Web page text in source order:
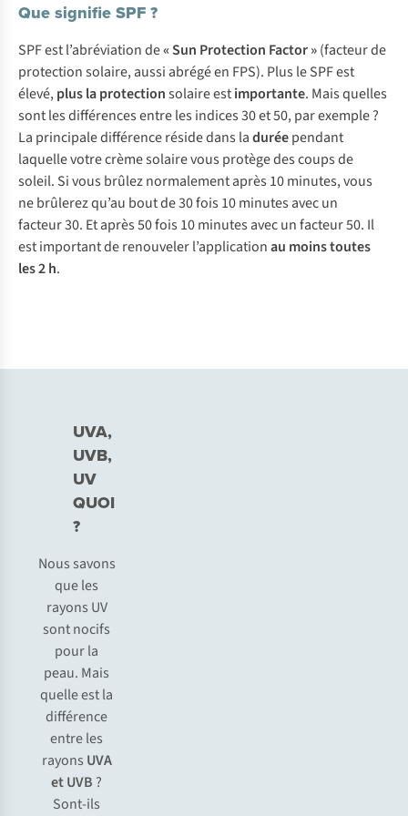
Que signifie SPF ?
SPFestl’abréviationde«Sun Protection Factor»(facteurde
protectionsolaire,aussi abrégéen FPS). Plus leSPFest
élevé,pluslaprotectionsolaireestimportante. Maisquelles
sontlesdifférencesentreles indices30 et 50,parexemple?
La principaledifférencerésidedans laduréependant
laquellevotrecrèmesolairevous protègedescoupsde
soleil. Sivous brûleznormalementaprès 10minutes,vous
nebrûlerezqu’au boutde 30fois 10minutes avecun
facteur30. Etaprès50fois 10minutes avecunfacteur50. Il
estimportantderenouvelerl’applicationau moinstoutes
les2 h.
UVA,
UVB,
UV
QUOI
?
Nous savons
que les
rayons UV
sont nocifs
pour la
peau. Mais
quelle est la
différence
entre les
rayons UVA
et UVB ?
Sont-ils